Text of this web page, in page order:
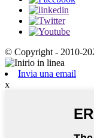
© Copyright - 2010-
Invia una email
x